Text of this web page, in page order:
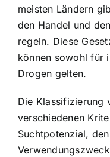
meisten Ländern
den Handel und
regeln. Diese
können sowohl für
Drogen gelten.
Die Klassifizierung
verschiedenen
Suchtpotenzial,